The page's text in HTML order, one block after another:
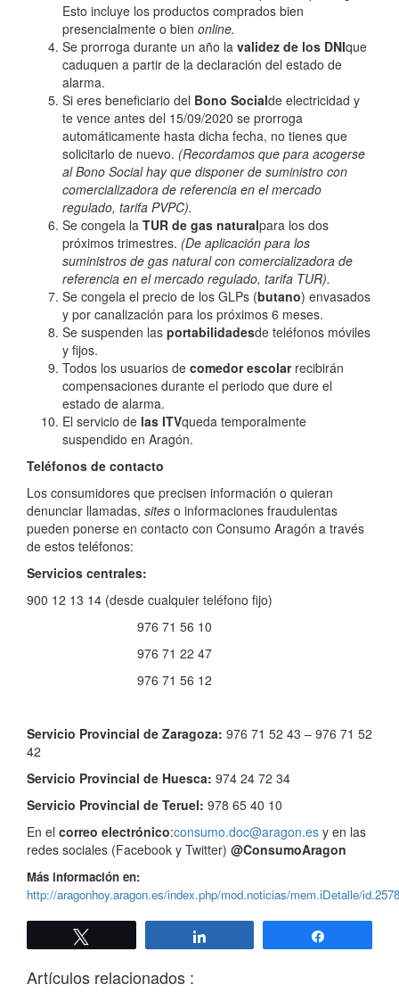
Esto incluye los productos comprados bien
presencialmente o bien online.
Se prorroga durante un año la validez de los DNIque
caduquen a partir de la declaración del estado de
alarma.
Si eres beneficiario del Bono Socialde electricidad y
te vence antes del 15/09/2020 se prorroga
automáticamente hasta dicha fecha, no tienes que
solicitarlo de nuevo. (Recordamos que para acogerse
al Bono Social hay que disponer de suministro con
comercializadora de referencia en el mercado
regulado, tarifa PVPC).
Se congela la TUR de gas naturalpara los dos
próximos trimestres. (De aplicación para los
suministros de gas natural con comercializadora de
referencia en el mercado regulado, tarifa TUR).
Se congela el precio de los GLPs (butano) envasados
y por canalización para los próximos 6 meses.
Se suspenden las portabilidadesde teléfonos móviles
y fijos.
Todos los usuarios de comedor escolar recibirán
compensaciones durante el periodo que dure el
estado de alarma.
El servicio de las ITVqueda temporalmente
suspendido en Aragón.
Teléfonos de contacto
Los consumidores que precisen información o quieran
denunciar llamadas, sites o informaciones fraudulentas
pueden ponerse en contacto con Consumo Aragón a través
de estos teléfonos:
Servicios centrales:
900 12 13 14 (desde cualquier teléfono fijo)
976 71 56 10
976 71 22 47
976 71 56 12
Servicio Provincial de Zaragoza: 976 71 52 43 – 976 71 52
42
Servicio Provincial de Huesca: 974 24 72 34
Servicio Provincial de Teruel: 978 65 40 10
En el correo electrónico:consumo.doc@aragon.es y en las
redes sociales (Facebook y Twitter) @ConsumoAragon
Más información en:
http://aragonhoy.aragon.es/index.php/mod.noticias/mem.iDetalle/
Artículos relacionados :